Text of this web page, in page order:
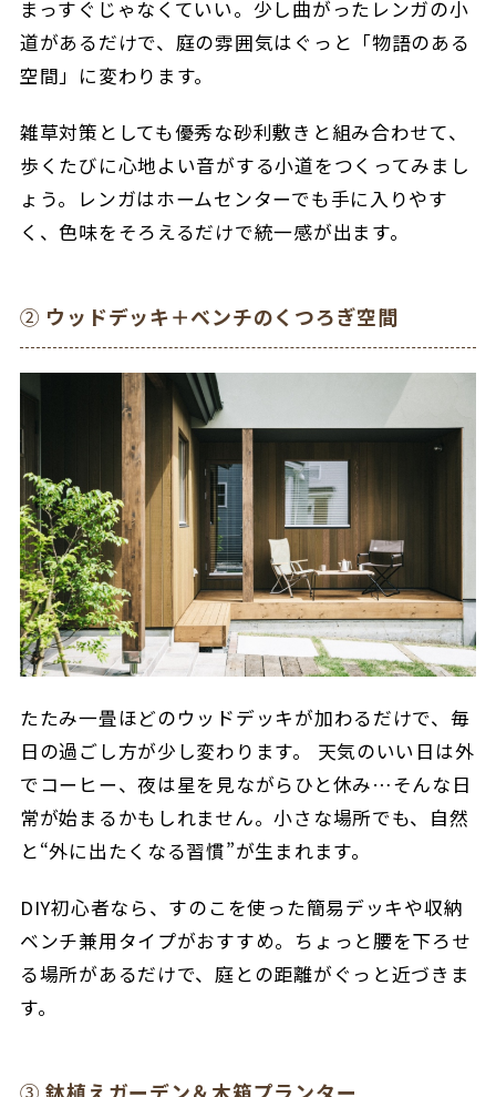
まっすぐじゃなくていい。少し曲がったレンガの小
道があるだけで、庭の雰囲気はぐっと「物語のある
空間」に変わります。
雑草対策としても優秀な砂利敷きと組み合わせて、
歩くたびに心地よい音がする小道をつくってみまし
ょう。レンガはホームセンターでも手に入りやす
く、色味をそろえるだけで統一感が出ます。
② ウッドデッキ＋ベンチのくつろぎ空間
たたみ一畳ほどのウッドデッキが加わるだけで、毎
日の過ごし方が少し変わります。 天気のいい日は外
でコーヒー、夜は星を見ながらひと休み…そんな日
常が始まるかもしれません。小さな場所でも、自然
と“外に出たくなる習慣”が生まれます。
DIY初心者なら、すのこを使った簡易デッキや収納
ベンチ兼用タイプがおすすめ。ちょっと腰を下ろせ
る場所があるだけで、庭との距離がぐっと近づきま
す。
③ 鉢植えガーデン＆木箱プランター